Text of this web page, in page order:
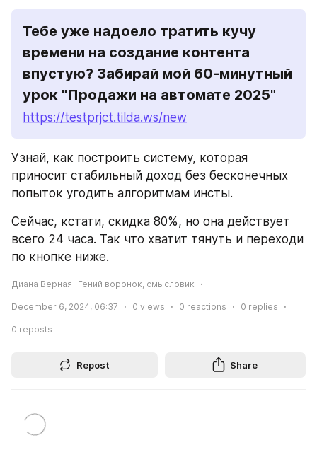
Тебе уже надоело тратить кучу
времени на создание контента
впустую? Забирай мой 60-минутный
урок "Продажи на автомате 2025"
https://testprjct.tilda.ws/new
Узнай, как построить систему, которая
приносит стабильный доход без бесконечных
попыток угодить алгоритмам инсты.
Сейчас, кстати, скидка 80%, но она действует
всего 24 часа. Так что хватит тянуть и переходи
по кнопке ниже.
Диана Верная| Гений воронок, смысловик
December 6, 2024, 06:37 0 views 0 reactions 0 replies
0 reposts
Repost Share